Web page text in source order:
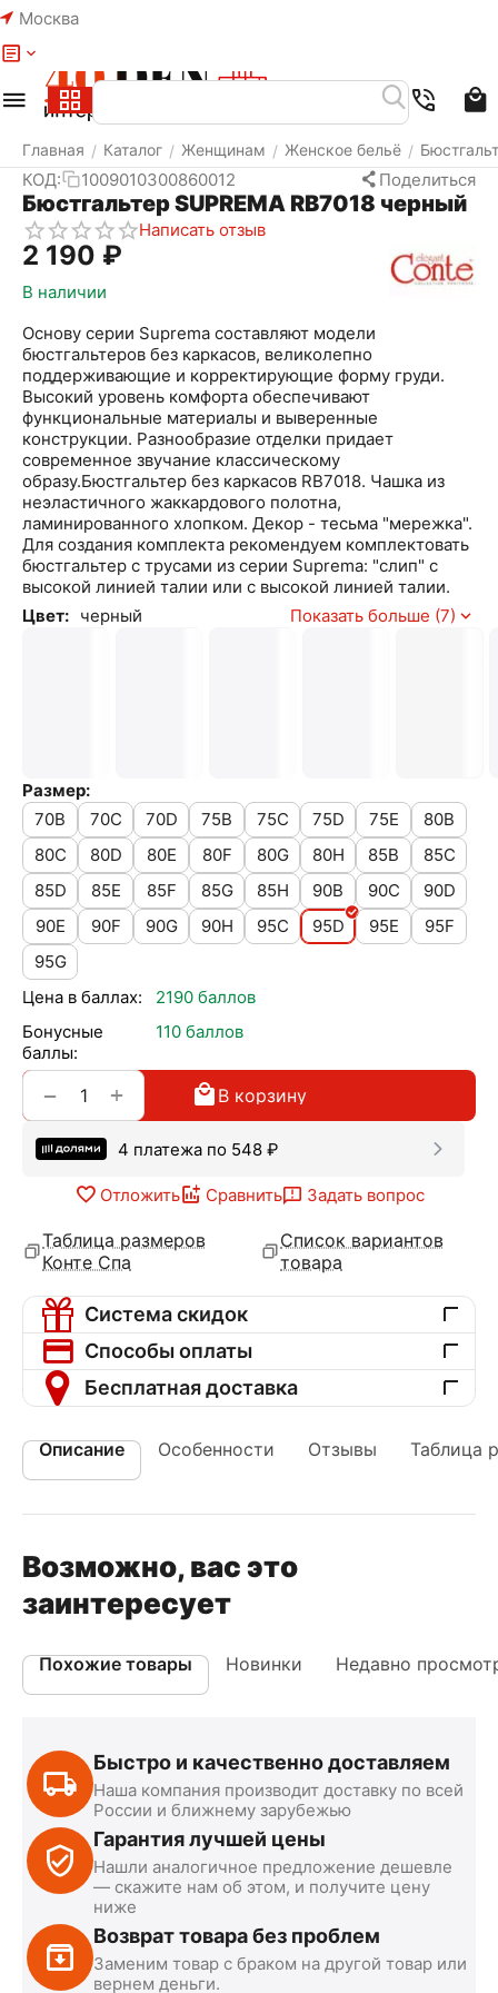
Москва
Главная / Каталог / Женщинам / Женское бельё /
КОД: 1009010300860012 Поделиться
Бюстгальтер SUPREMA RB7018 черный
Написать отзыв
2 190 ₽
В наличии
Основу серии Suprema составляют модели
бюстгальтеров без каркасов, великолепно
поддерживающие и корректирующие форму груди.
Высокий уровень комфорта обеспечивают
функциональные материалы и выверенные
конструкции. Разнообразие отделки придает
современное звучание классическому
образу.Бюстгальтер без каркасов RB7018. Чашка из
неэластичного жаккардового полотна,
ламинированного хлопком. Декор - тесьма "мережка".
Для создания комплекта рекомендуем комплектовать
бюстгальтер с трусами из серии Suprema: "слип" с
высокой линией талии или с высокой линией талии.
Цвет: черный Показать больше (7)
Размер:
70B
70C 70D 75B 75C 75D 75E
80B
80C
80D 80E 80F 80G 80H 85B
85C
85D
85E 85F 85G 85H 90B 90C
90D
90E
90F 90G 90H 95C 95D 95E
95F
95G
Цена в баллах:
2190 баллов
Бонусные
баллы:
110 баллов
+
− В корзину
4 платежа по 548 ₽
Отложить Сравнить Задать вопрос
Таблица размеров
Конте Спа
Список вариантов
товара
Система скидок
Способы оплаты
Бесплатная доставка
Описание Особенности Отзывы Таблица
Возможно, вас это
заинтересует
Похожие товары Новинки Недавно
Быстро и качественно доставляем
Наша компания производит доставку по всей
России и ближнему зарубежью
Гарантия лучшей цены
Нашли аналогичное предложение дешевле
— скажите нам об этом, и получите цену
ниже
Возврат товара без проблем
Заменим товар с браком на другой товар или
вернем деньги.
Меню